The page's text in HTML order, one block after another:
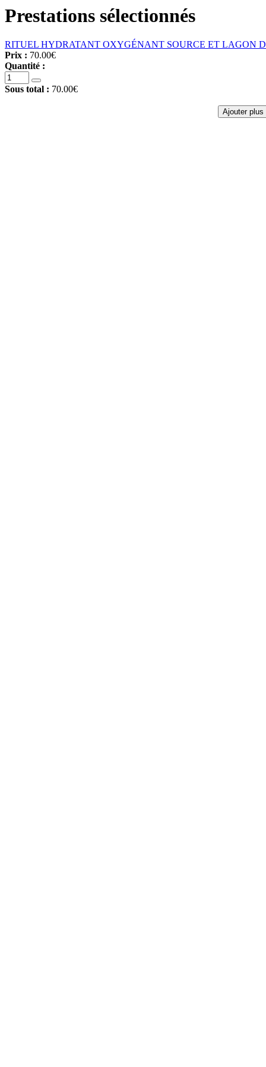
Prestations sélectionnés
RITUEL HYDRATANT OXYGÉNANT SOURCE ET LAGON
Prix : 70.00€
Quantité :
Sous total : 70.00€
Ajouter plus